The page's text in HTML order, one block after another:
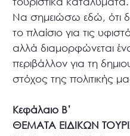
Να σημειώσω εδώ, ότι
το πλαίσιο για τις
αλλά διαμορφώνεται
περιβάλλον για τη
στόχος της πολιτικής
Κεφάλαιο Β’
ΘΕΜΑΤΑ ΕΙΔΙΚΩΝ